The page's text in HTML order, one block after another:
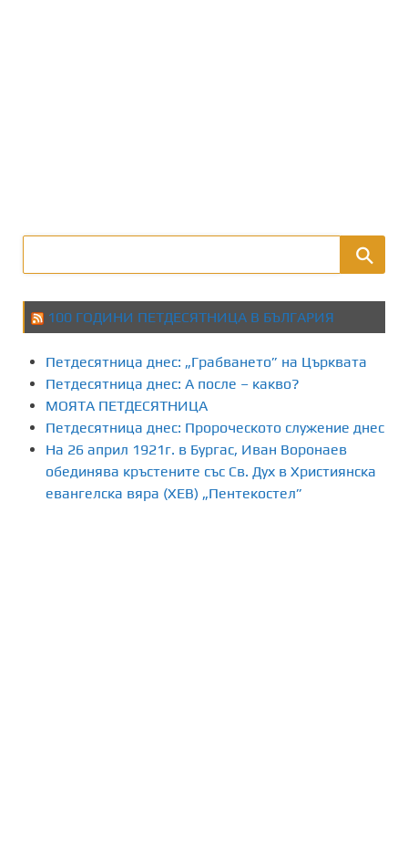
100 ГОДИНИ ПЕТДЕСЯТНИЦА В БЪЛГАРИЯ
Петдесятница днес: „Грабването” на Църквата
Петдесятница днес: А после – какво?
МОЯТА ПЕТДЕСЯТНИЦА
Петдесятница днес: Пророческото служение днес
На 26 април 1921г. в Бургас, Иван Воронаев
обединява кръстените със Св. Дух в Християнска
евангелска вяра (ХЕВ) „Пентекостел”